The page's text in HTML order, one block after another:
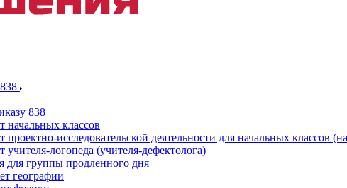
838
начальных классов
исследовательской деятельности для начальных классов
учителя-логопеда (учителя-дефектолога)
для группы продленного дня
географии